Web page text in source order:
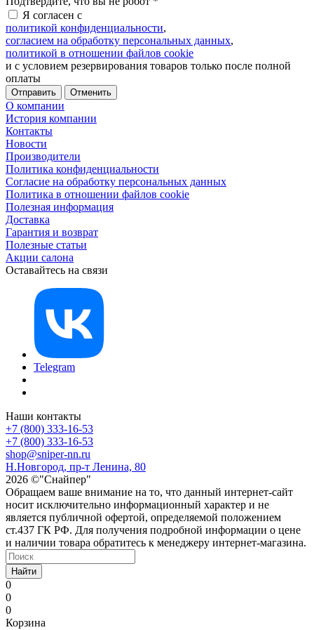
Я согласен с
политикой конфиденциальности,
согласием на обработку персональных данных,
политикой в отношении файлов cookie
и с условием резервирования товаров только после полной
оплаты
Отменить
О компании
История компании
Контакты
Новости
Производители
Политика конфиденциальности
Согласие на обработку персональных данных
Политика в отношении файлов cookie
Полезная информация
Доставка
Гарантия и возврат
Полезные статьи
Акции салона
Оставайтесь на связи
Telegram
Наши контакты
+7 (800) 333-16-53
+7 (800) 333-16-53
shop@sniper-nn.ru
Н.Новгород, пр-т Ленина, 80
2026 ©"Снайпер"
Обращаем ваше внимание на то, что данный интернет-сайт
носит исключительно информационный характер и не
является публичной офертой, определяемой положением
ст.437 ГК РФ. Для получения подробной информации о цене
и наличии товара обратитесь к менеджеру интернет-магазина.
Найти
0
0
0
Корзина